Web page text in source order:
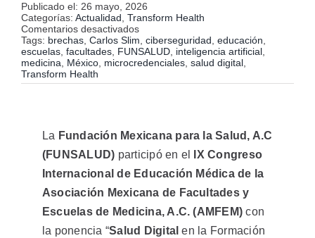
Publicado el: 26 mayo, 2026
Categorías: Actualidad, Transform Health
Comentarios desactivadosen
Proponen
las
microcredenciales
salud
la
formación
médica
México
Tags: brechas, Carlos Slim, ciberseguridad, educación,
escuelas, facultades, FUNSALUD, inteligencia artificial,
medicina, México, microcredenciales, salud digital,
Transform Health
La Fundación Mexicana para la Salud, A.C
(FUNSALUD) participó en el
IX Congreso
Internacional de Educación Médica de la
Asociación Mexicana de Facultades y
Escuelas de Medicina, A.C. (AMFEM) con
la ponencia “Salud Digital en la Formación